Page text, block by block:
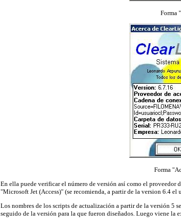
Forma
Forma
En ella puede verificar el número de versión así como el proveedor
"Microsoft Jet (Access)"(se recomienda, a partir de la version 6.4 el
Los nombres de los scripts de actualización a partir de la versión 5
seguido de la versión para la que fueron diseñados. Luego viene la